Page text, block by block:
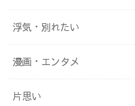
浮気・別れたい
漫画・エンタメ
片思い